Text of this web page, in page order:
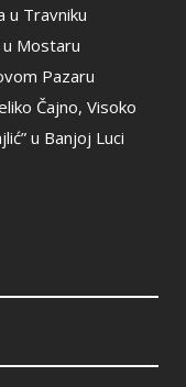
u Travniku
Mostaru
Pazaru
Čajno, Visoko
u Banjoj Luci